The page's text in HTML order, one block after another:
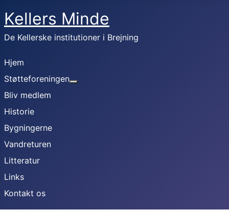
Kellers Minde
De Kellerske institutioner i Brejning
Hjem
Støtteforeningen
Bliv medlem
Historie
Bygningerne
Vandreturen
Litteratur
Links
Kontakt os